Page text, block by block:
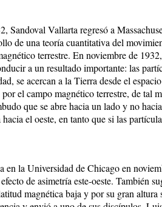
Sandoval Vallarta regresó a
de una teoría cuantitativa del
terrestre. En noviembre de
a un resultado importante: las
se acercan a la Tierra desde el
el campo magnético terrestre, de tal
que se abre hacia un lado y no
el oeste, en tanto que si las
en la Universidad de Chicago en
de asimetría este-oeste. También
magnética baja y por su gran